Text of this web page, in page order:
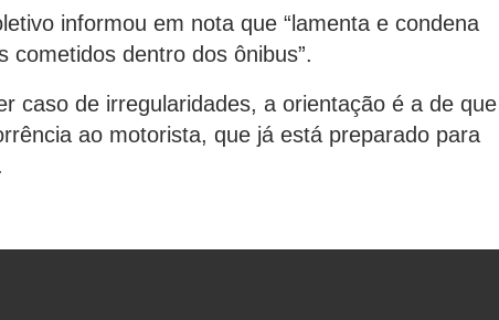
informou em nota que “lamenta e condena
cometidos dentro dos ônibus”.
caso de irregularidades, a orientação é a de que
ao motorista, que já está preparado para